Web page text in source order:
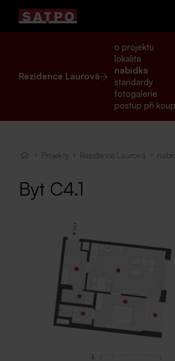
Rezidence Laurová
o projektu
lokalita
nabídka
standardy
fotogalerie
postup při
Projekty Rezidence Laurová
Byt C4.1